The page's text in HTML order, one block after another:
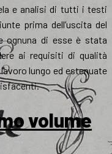
e analisi di tutti i testi
prima dell’uscita del
ognuna di esse è stata
ai requisiti di qualità
lungo ed estenuate
volume